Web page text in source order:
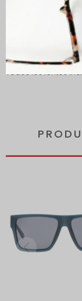
protegen tus ojos
riesgo de
Todos los lentes